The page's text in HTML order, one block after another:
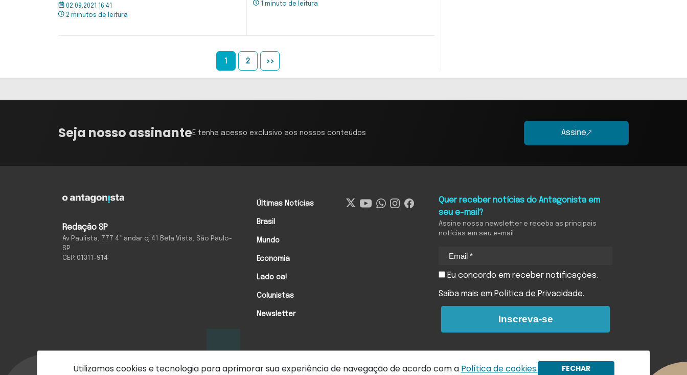
02.09.2021 16:41
2 minutos de leitura
1 minuto de leitura
1 2 >>
Utilizamos cookies e tecnologia para aprimorar sua experiência de navegação de acordo com a Política de cookies. FECHAR
Seja nosso assinanteE tenha acesso exclusivo aos nossos conteúdos Assine
Redação SP
Av Paulista, 777 4º andar cj 41 Bela Vista, São Paulo-
SP
CEP: 01311-914
Últimas Notícias
Brasil
Mundo
Economia
Lado oa!
Colunistas
Newsletter
Quer receber notícias do Antagonista em
seu e-mail?
Assine nossa newsletter e receba as principais
notícias em seu e-mail
Eu concordo em receber notificações.
Saiba mais em Política de Privacidade.
Inscreva-se
Com inteligência e